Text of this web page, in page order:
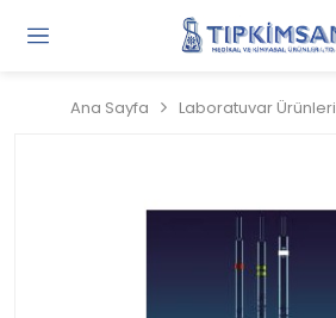
Ana Sayfa Laboratuvar Ürünleri